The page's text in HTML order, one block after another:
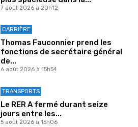
7 août 2026 à 20h12
CARRIÈRE
Thomas Fauconnier prend les
fonctions de secrétaire général
de...
6 août 2026 à 15h54
TRANSPORTS
Le RER A fermé durant seize
jours entre les...
5 août 2026 à 15h06